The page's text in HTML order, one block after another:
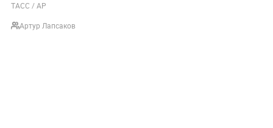
ТАСС / AP
Артур Лапсаков